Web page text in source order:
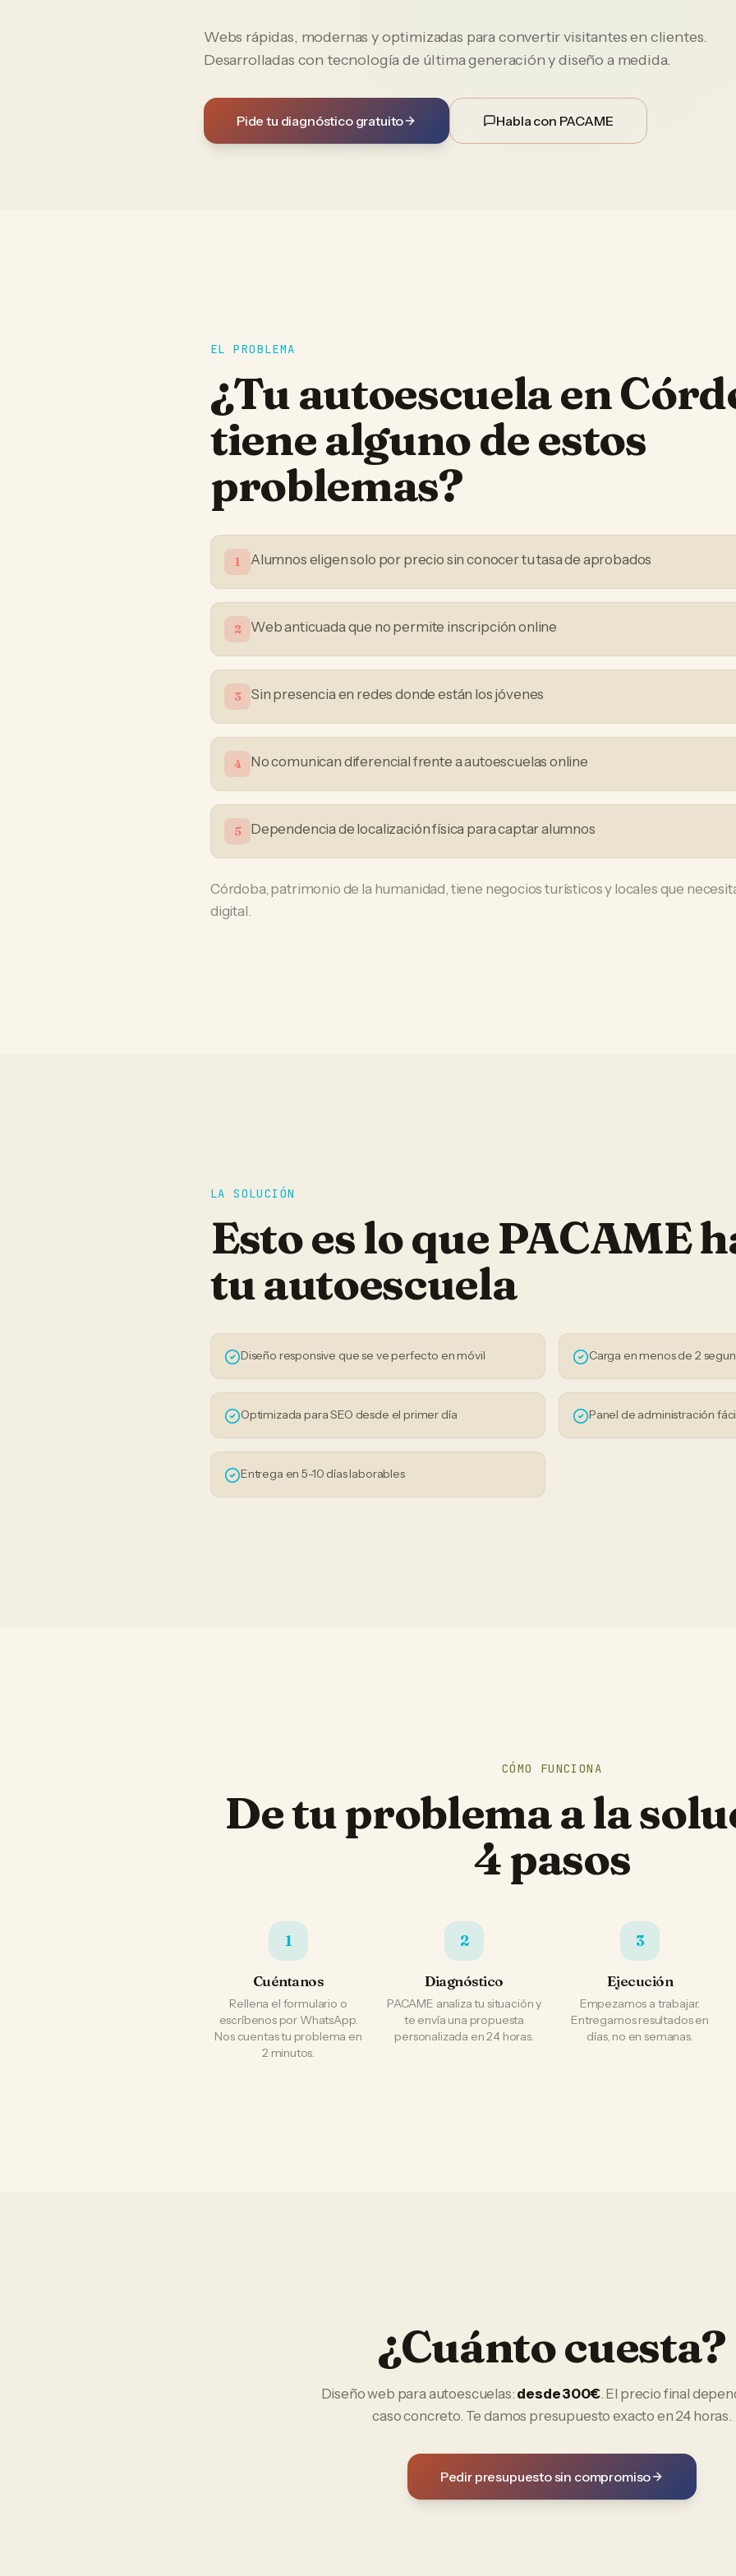
Webs rápidas, modernas y optimizadas para convertir visitantes en clientes.
Desarrolladas con tecnología de última generación y diseño a medida.
Pide tu diagnóstico gratuito Habla con PACAME
EL PROBLEMA
¿Tuautoescuelaen
tiene alguno de estos
problemas?
1 Alumnos eligen solo por precio sin conocer tu tasa de aprobados
2 Web anticuada que no permite inscripción online
3 Sin presencia en redes donde están los jóvenes
4 No comunican diferencial frente a autoescuelas online
5 Dependencia de localización física para captar alumnos
Córdoba, patrimonio de la humanidad, tiene negocios turísticos y locales que
digital.
LA SOLUCIÓN
Esto es lo que PACAME
tuautoescuela
Diseño responsive que se ve perfecto en móvil Carga en menos de 2
Optimizada para SEO desde el primer día Panel de administración
Entrega en 5-10 días laborables
CÓMO FUNCIONA
De tu problema a la
4 pasos
1
Cuéntanos
Rellena el formulario o
escríbenos por WhatsApp.
Nos cuentas tu problema en
2 minutos.
2
Diagnóstico
PACAME analiza tu situación y
te envía una propuesta
personalizada en 24 horas.
3
Ejecución
Empezamos a trabajar.
Entregamos resultados en
días, no en semanas.
¿Cuánto cuesta?
Diseño web paraautoescuelas: desde 300€. El precio final
caso concreto. Te damos presupuesto exacto en 24 horas.
Pedir presupuesto sin compromiso